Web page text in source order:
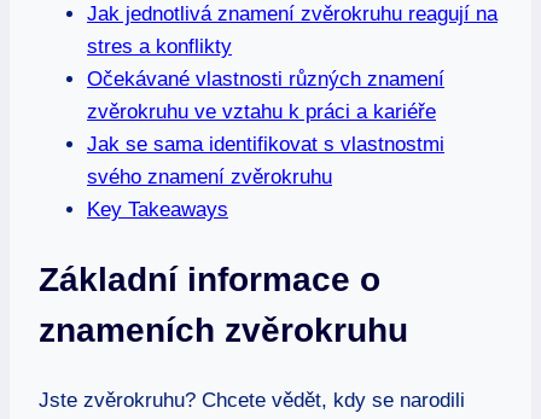
Jak​ jednotlivá znamení zvěrokruhu‍ reagují na
stres a konflikty
Očekávané vlastnosti různých znamení
zvěrokruhu ve vztahu k práci a ⁢kariéře
Jak se sama identifikovat s⁣ vlastnostmi
svého znamení ‌zvěrokruhu
Key Takeaways
Základní informace o
znameních zvěrokruhu
Jste zvěrokruhu? Chcete vědět, kdy se narodili